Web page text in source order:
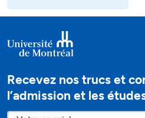
Recevez nos trucs et
l’admission et les